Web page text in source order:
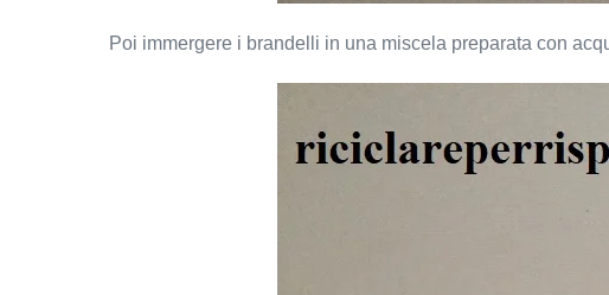
Poi immergere i brandelli in una miscela preparata con